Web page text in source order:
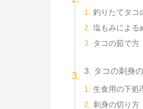
釣りたてタコ
塩もみによる
タコの茹で方
3. タコの刺身
生食用の下処
刺身の切り方